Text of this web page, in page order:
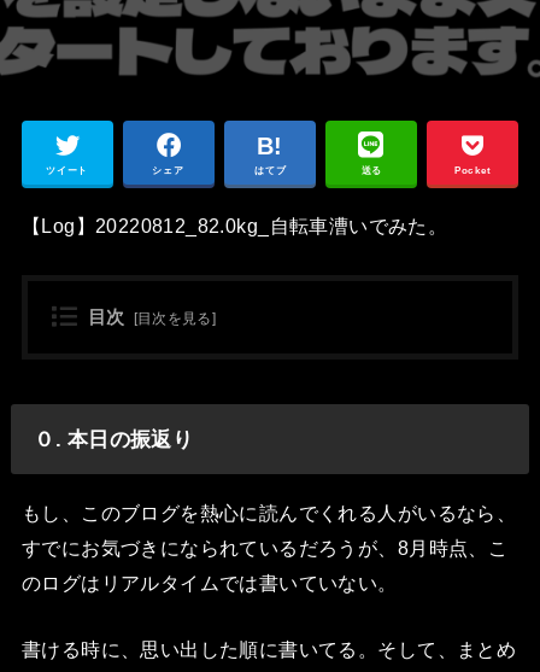
ツイート シェア はてブ 送る Pocket
【Log】20220812_82.0kg_自転車漕いでみた。
目次 [目次を見る]
０. 本日の振返り
もし、このブログを熱心に読んでくれる人がいるなら、
すでにお気づきになられているだろうが、8月時点、こ
のログはリアルタイムでは書いていない。
書ける時に、思い出した順に書いてる。そして、まとめ